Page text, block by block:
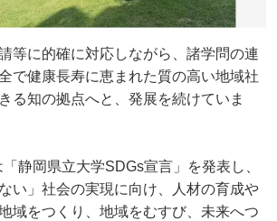
等に的確に対応しながら、諸学問の連
で健康長寿に恵まれた質の高い地域社
る知の拠点へと、発展を続けていま
静岡県立大学SDGs宣言」を発表し、
い」社会の実現に向け、人材の育成や
域をつくり、地域をむすび、未来へつ